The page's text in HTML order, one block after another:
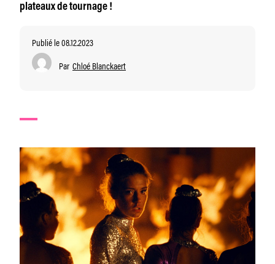
plateaux de tournage !
Publié le 08.12.2023
Par Chloé Blanckaert